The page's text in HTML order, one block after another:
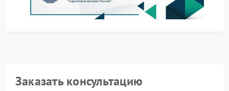
Сервис Hiden применяет методики поэтапного
исключения возможных причин: это помогает
под нагрузкой: инженеры фиксируют поведение
устройства в разных режимах и точно определяют
Заказать консультацию